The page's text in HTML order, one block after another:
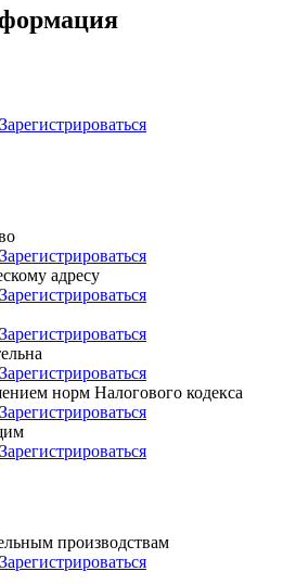
Зарегистрироваться
Зарегистрироваться
адресу
Зарегистрироваться
Зарегистрироваться
Зарегистрироваться
норм Налогового кодекса
Зарегистрироваться
Зарегистрироваться
производствам
Зарегистрироваться